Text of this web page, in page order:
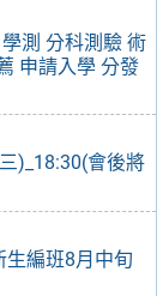
測 分科測驗 術
申請入學 分發
)_18:30(會後將
生編班8月中旬